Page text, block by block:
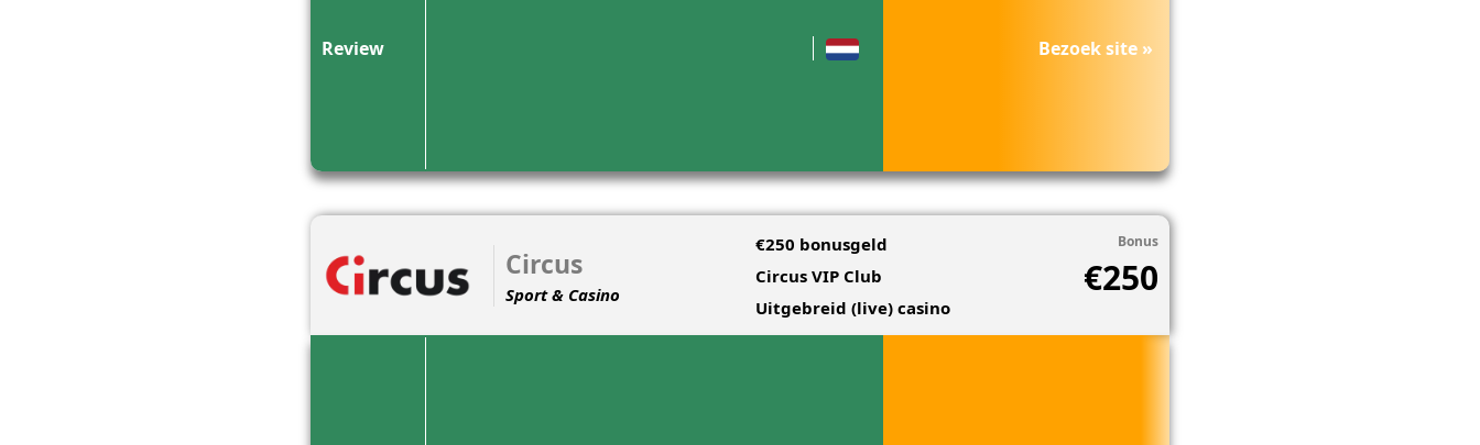
Review Bezoek site »
Circus
Sport & Casino
€250 bonusgeld
Circus VIP Club
Uitgebreid (live) casino
Bonus
€250